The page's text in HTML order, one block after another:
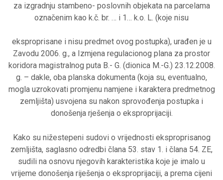
za izgradnju stambeno- poslovnih objekata na parcelama
označenim kao k.č. br. … i 1… k.o. L. (koje nisu
eksproprisane i nisu predmet ovog postupka), urađen je u
Zavodu 2006. g., a Izmjena regulacionog plana za prostor
koridora magistralnog puta B.- G. (dionica M.-G.) 23.12.2008.
g. – dakle, oba planska dokumenta (koja su, eventualno,
mogla uzrokovati promjenu namjene i karaktera predmetnog
zemljišta) usvojena su nakon sprovođenja postupka i
donošenja rješenja o eksproprijaciji.
Kako su nižestepeni sudovi o vrijednosti eksproprisanog
zemljišta, saglasno odredbi člana 53. stav 1. i člana 54. ZE,
sudili na osnovu njegovih karakteristika koje je imalo u
vrijeme donošenja riješenja o eksproprijaciji, a prema cijeni